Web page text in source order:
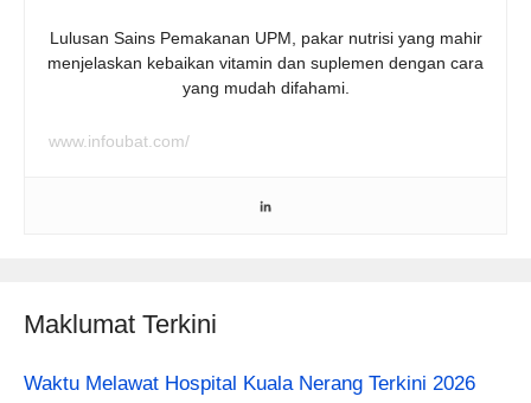
Lulusan Sains Pemakanan UPM, pakar nutrisi yang mahir
menjelaskan kebaikan vitamin dan suplemen dengan cara
yang mudah difahami.
www.infoubat.com/
Maklumat Terkini
Waktu Melawat Hospital Kuala Nerang Terkini 2026